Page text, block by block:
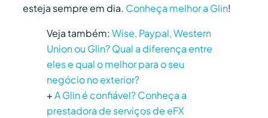
esteja sempre em dia. Conheça melhor a Glin!
Veja também: Wise, Paypal, Western
Union ou Glin? Qual a diferença entre
eles e qual o melhor para o seu
negócio no exterior?
+A Glin é confiável? Conheça a
prestadora de serviços de eFX